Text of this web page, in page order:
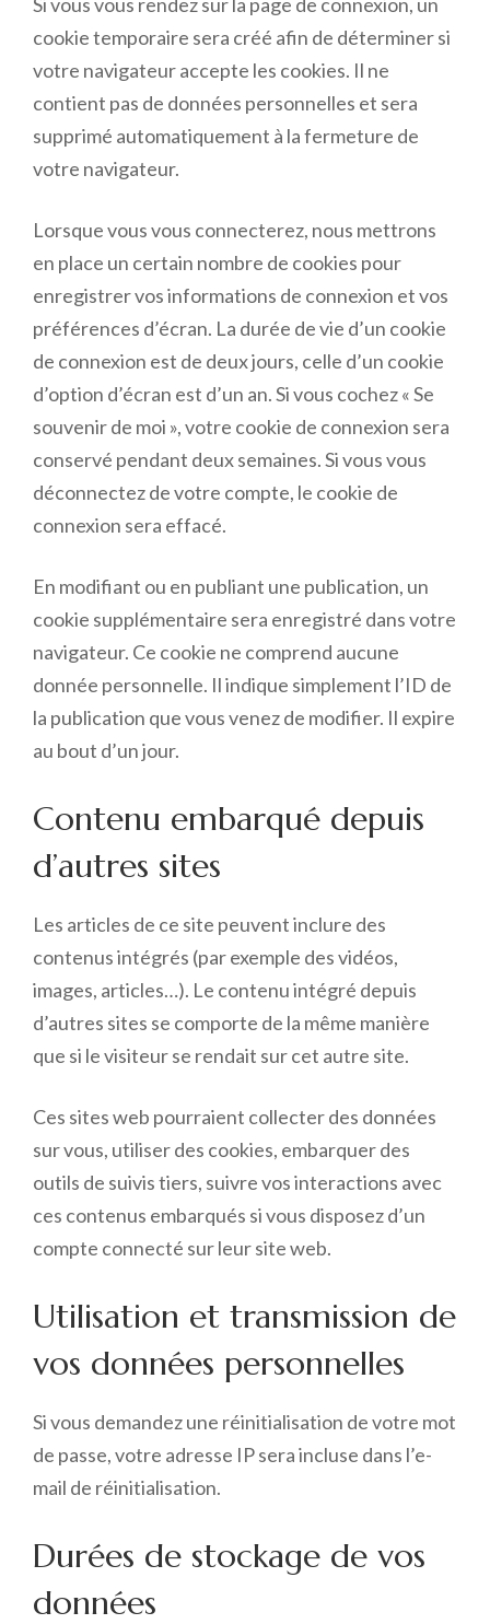
cookie temporaire sera créé afin de déterminer si
votre navigateur accepte les cookies. Il ne
contient pas de données personnelles et sera
supprimé automatiquement à la fermeture de
votre navigateur.
Lorsque vous vous connecterez, nous mettrons
en place un certain nombre de cookies pour
enregistrer vos informations de connexion et vos
préférences d’écran. La durée de vie d’un cookie
de connexion est de deux jours, celle d’un cookie
d’option d’écran est d’un an. Si vous cochez « Se
souvenir de moi », votre cookie de connexion sera
conservé pendant deux semaines. Si vous vous
déconnectez de votre compte, le cookie de
connexion sera effacé.
En modifiant ou en publiant une publication, un
cookie supplémentaire sera enregistré dans votre
navigateur. Ce cookie ne comprend aucune
donnée personnelle. Il indique simplement l’ID de
la publication que vous venez de modifier. Il expire
au bout d’un jour.
Contenu embarqué depuis
d’autres sites
Les articles de ce site peuvent inclure des
contenus intégrés (par exemple des vidéos,
images, articles…). Le contenu intégré depuis
d’autres sites se comporte de la même manière
que si le visiteur se rendait sur cet autre site.
Ces sites web pourraient collecter des données
sur vous, utiliser des cookies, embarquer des
outils de suivis tiers, suivre vos interactions avec
ces contenus embarqués si vous disposez d’un
compte connecté sur leur site web.
Utilisation et transmission de
vos données personnelles
Si vous demandez une réinitialisation de votre mot
de passe, votre adresse IP sera incluse dans l’e-
mail de réinitialisation.
Durées de stockage de vos
données